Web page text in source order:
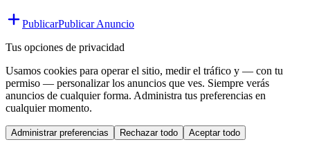
PublicarPublicar Anuncio
Tus opciones de privacidad
Usamos cookies para operar el sitio, medir el tráfico y — con tu
permiso — personalizar los anuncios que ves. Siempre verás
anuncios de cualquier forma. Administra tus preferencias en
cualquier momento.
Administrar preferencias Rechazar todo Aceptar todo